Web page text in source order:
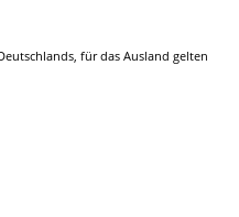
für das Ausland gelten